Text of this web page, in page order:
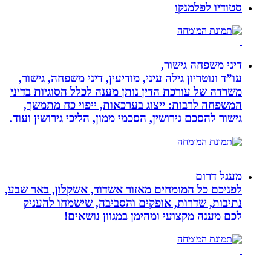
סטודיו לפלמנקו
דיני משפחה גישור,
עו”ד ונוטריון גילה עיני, מודיעין, דיני משפחה, גישור,
משרדה של עורכת הדין נותן מענה לכלל הסוגיות בדיני
המשפחה לרבות: ייצוג בערכאות, ייפוי כח מתמשך,
גישור להסכם גירושין, הסכמי ממון, הליכי גירושין ועוד.
מעגל דרום
לפניכם כל המומחים מאזור אשדוד, אשקלון, באר שבע,
נתיבות, שדרות, אופקים והסביבה, שישמחו להעניק
לכם מענה מקצועי ומהימן במגוון נושאים!